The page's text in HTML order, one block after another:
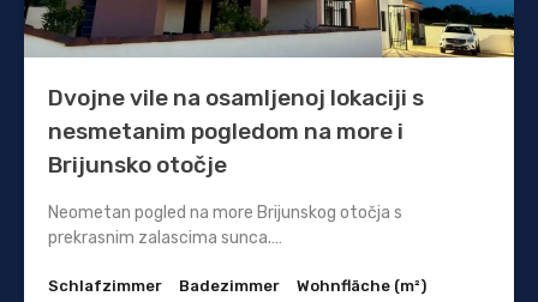
Dvojne vile na osamljenoj lokaciji s
nesmetanim pogledom na more i
Brijunsko otočje
Neometan pogled na more Brijunskog otočja s
prekrasnim zalascima sunca.…
Schlafzimmer Badezimmer Wohnfläche (m²)